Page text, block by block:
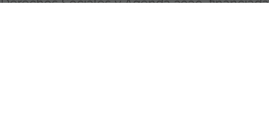
Derechos Sociales y Agenda 2030,